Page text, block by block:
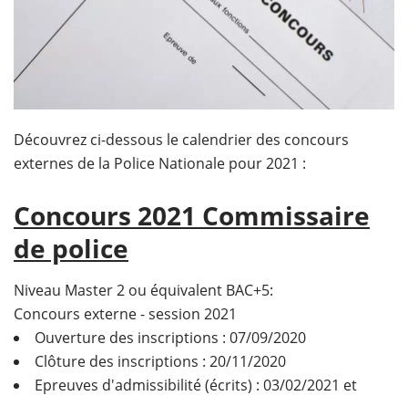
Découvrez ci-dessous le calendrier des concours
externes de la Police Nationale pour 2021 :
Concours 2021 Commissaire
de police
Niveau Master 2 ou équivalent BAC+5:
Concours externe - session 2021
Ouverture des inscriptions : 07/09/2020
Clôture des inscriptions : 20/11/2020
Epreuves d'admissibilité (écrits) : 03/02/2021 et